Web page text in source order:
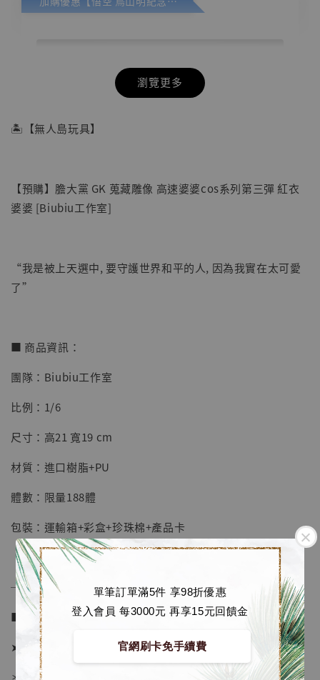
單筆訂單滿5件 享98折優惠
登入會員 每3000元 再享15元回饋金
官網刷卡免手續費
NT$ 4,280
瀏覽更多
🏝【無人島玩具】
【預購】膽大黨 GK 蒐藏雕像 高速婆婆cos系列第三彈 紅衣
婆婆 [Biubiu工作室]
“我是被上天選中, 要守護世界和平的人, 因為我實在太可愛
了”
■ 商品資訊：
團隊：Biubiu工作室
比例：1/6
尺寸：高21 寬19 cm
材質：進口樹脂+PU
體數：限量188體
包裝：運輸箱+彩盒+珍珠棉+產品卡
──────────────
■ 販售資訊：
➤ 價格 2880元 (訂金1380)
＊ 國際運費另計